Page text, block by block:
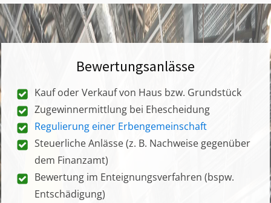
Bewertungsanlässe
Kauf oder Verkauf von Haus bzw. Grundstück
Zugewinnermittlung bei Ehescheidung
Regulierung einer Erbengemeinschaft
Steuerliche Anlässe (z. B. Nachweise gegenüber
dem Finanzamt)
Bewertung im Enteignungsverfahren (bspw.
Entschädigung)